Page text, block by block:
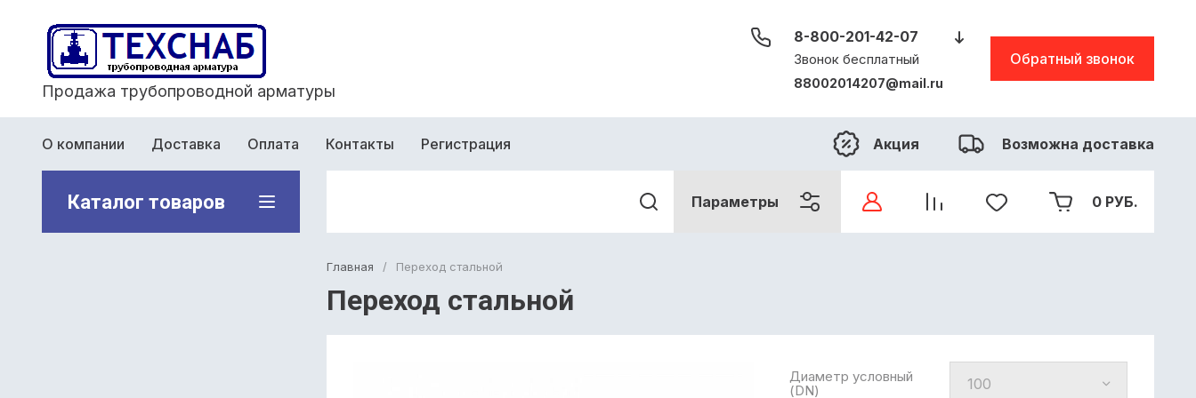
Продажа трубопроводной арматуры
8-800-201-42-07
Звонок бесплатный
88002014207@mail.ru
Обратный звонок
О компании Доставка Оплата Контакты Регистрация Акция Возможна доставка
Каталог товаров Параметры 0 РУБ.
Главная / Переход стальной
Переход стальной
Диаметр условный
(DN)